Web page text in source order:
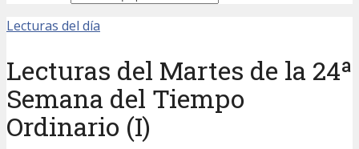
Lecturas del día
Lecturas del Martes de la 24ª
Semana del Tiempo
Ordinario (I)